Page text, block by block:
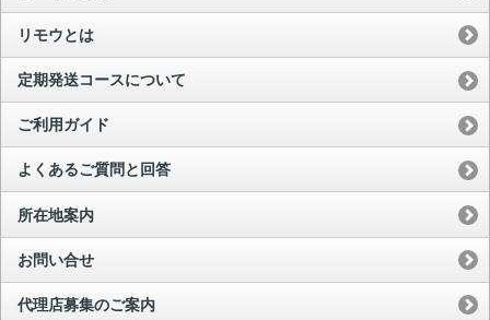
リモウとは
定期発送コースについて
ご利用ガイド
よくあるご質問と回答
所在地案内
お問い合せ
代理店募集のご案内